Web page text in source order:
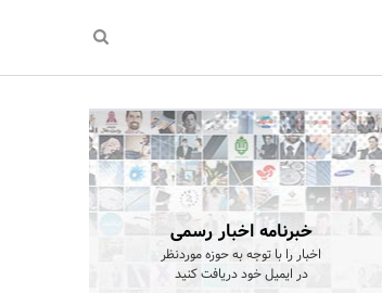
خبرنامه اخبار رسمی
اخبار را با توجه به حوزه موردنظر
در ایمیل خود دریافت کنید